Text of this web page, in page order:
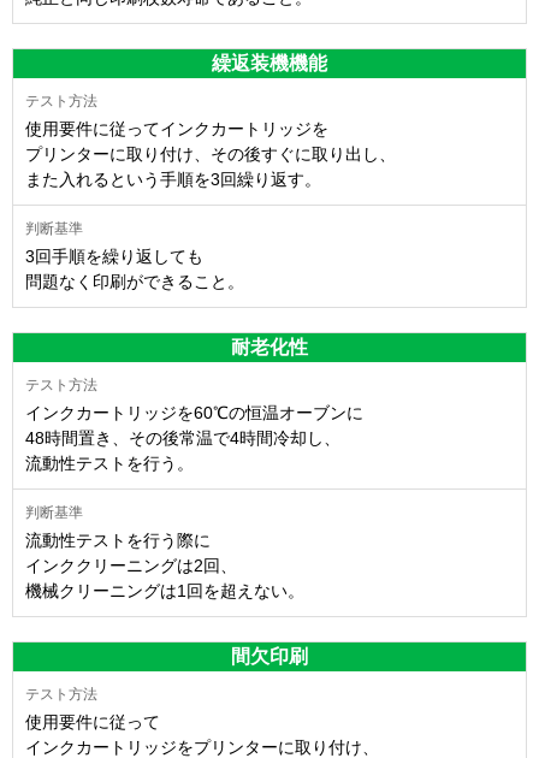
繰返装機機能
使用要件に従ってインクカートリッジを
プリンターに取り付け、その後すぐに取り出し、
また入れるという手順を3回繰り返す。
3回手順を繰り返しても
問題なく印刷ができること。
耐老化性
インクカートリッジを60℃の恒温オーブンに
48時間置き、その後常温で4時間冷却し、
流動性テストを行う。
流動性テストを行う際に
インククリーニングは2回、
機械クリーニングは1回を超えない。
間欠印刷
使用要件に従って
インクカートリッジをプリンターに取り付け、